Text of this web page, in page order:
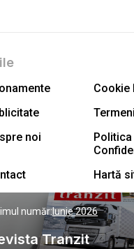
Cookie
noi
Politica
Hartă
număr:Iunie 2026
Tranzit